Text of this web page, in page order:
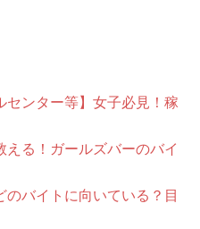
センター等】女子必見！稼
える！ガールズバーのバイ
のバイトに向いている？目